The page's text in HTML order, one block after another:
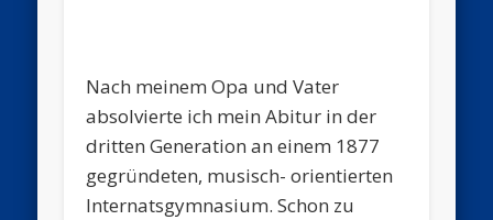
Nach meinem Opa und Vater
absolvierte ich mein Abitur in der
dritten Generation an einem 1877
gegründeten, musisch- orientierten
Internatsgymnasium. Schon zu